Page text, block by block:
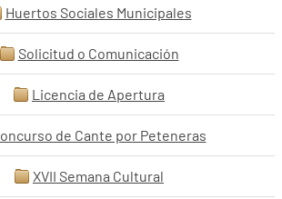
Huertos Sociales Municipales
Solicitud o Comunicación
Licencia de Apertura
de Cante por Peteneras
XVII Semana Cultural